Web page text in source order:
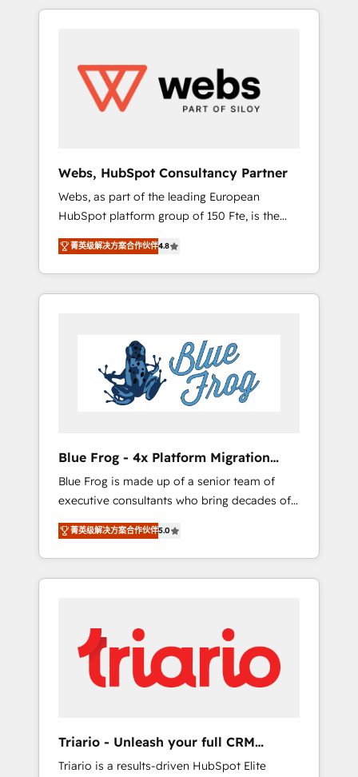
to global brands
HubSpot challenges and improve user
HubSpot for the first time 🔧 Designing and
optimising your HubSpot set-up for better
results 🌐 Website design and build using
using HubSpot Why us? - SIX HubSpot
Accreditations - awarded by HubSpot after a
rigorous process for CRM, Solutions
Architecture, Onboarding , Data Migration,
Custom Integration & Platform Enablement -
Onboarded over 500 businesses to HubSpot
-Top 1% of partners worldwide -In-house
HubSpot. www.bbdboom.com
Webs, HubSpot Consultancy Partner
Webs, as part of the leading European
HubSpot platform group of 150 Fte, is the
trusted Elite HubSpot CRM Partner offering
you a roadmap on maximizing EBITDA and
achieving Commercial Excellence. With our
targeted processes, we strengthen your
Implementation partner, we provide
expertise to drive your business forward.
Since 2015 we are fully dedicated to
HubSpot and with an experienced team
business services. We prepare a customized
business case that demonstrates the value
and impact of your digital transformation,
including a detailed financial rationale with a
focus on ROI and TCO. As a trusted extension
of your team, we believe in the power of
partnership. Together, we embark on a
your business. If not now, when?
菁英级解决方案合作伙伴4.8
Blue Frog - 4x Platform Migration
Award Winner
Blue Frog is made up of a senior team of
executive consultants who bring decades of
relevant, real world experience to our client
engagements. "Blue Frog is a top, trusted
partner in HubSpot's ecosystem for a reason.
Their team brings over a decade of
strategies for driving growth. They are
committed to helping our customers grow
and finding solutions that fit their unique
business needs. We are thrilled to have Blue
HubSpot “Our experience with the team at
Blue Frog has been nothing short of
菁英级解决方案合作伙伴5.0
Triario - Unleash your full CRM
potential
Triario is a results-driven HubSpot Elite